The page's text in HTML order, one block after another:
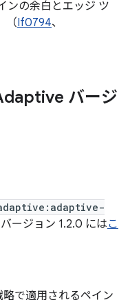
ンの余白とエッジ ツ
（If0794、
バージ
ージョン 1.2.0 にはこ
で適用されるペイン